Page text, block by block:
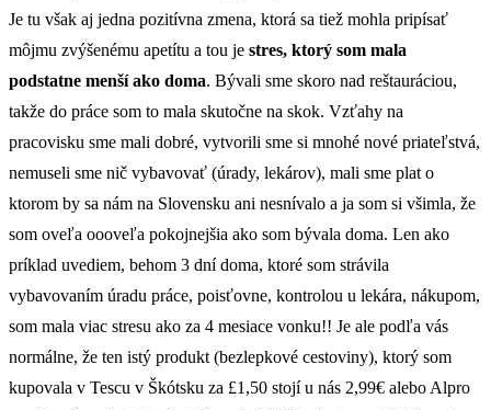
Je tu však aj jedna pozitívna zmena, ktorá sa tiež mohla pripísať
môjmu zvýšenému apetítu a tou je stres, ktorý som mala
podstatne menší ako doma. Bývali sme skoro nad reštauráciou,
takže do práce som to mala skutočne na skok. Vzťahy na
pracovisku sme mali dobré, vytvorili sme si mnohé nové priateľstvá,
nemuseli sme nič vybavovať (úrady, lekárov), mali sme plat o
ktorom by sa nám na Slovensku ani nesnívalo a ja som si všimla, že
som oveľa oooveľa pokojnejšia ako som bývala doma. Len ako
príklad uvediem, behom 3 dní doma, ktoré som strávila
vybavovaním úradu práce, poisťovne, kontrolou u lekára, nákupom,
som mala viac stresu ako za 4 mesiace vonku!! Je ale podľa vás
normálne, že ten istý produkt (bezlepkové cestoviny), ktorý som
kupovala v Tescu v Škótsku za £1,50 stojí u nás 2,99€ alebo Alpro